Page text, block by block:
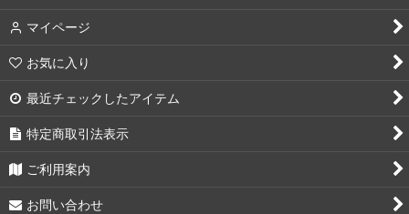
マイページ
お気に入り
最近チェックしたアイテム
特定商取引法表示
ご利用案内
お問い合わせ